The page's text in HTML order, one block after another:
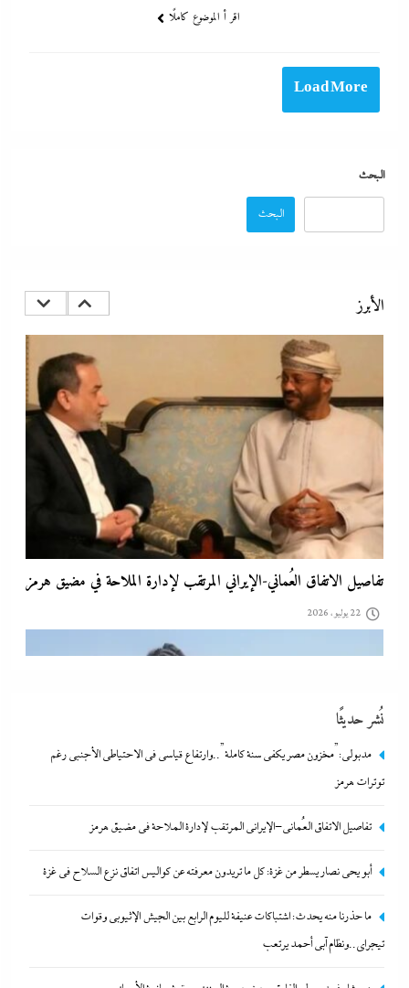
اقر أ الموضوع كاملًا
Load More
البحث
البحث
الأبرز
أبو يحى نصار يسطر من غزة: كل ما تريدون معرفته عن كواليس اتفاق
نزع السلاح في غزة
22 يوليو، 2026
ما حذرنا منه يحدث: اشتباكات عنيفة لليوم الرابع بين الجيش الإثيوبي
وقوات تيجراي..ونظام آبي أحمد يرتعب
نُشر حديثًا
مدبولي:”مخزون مصر يكفي سنة كاملة”..وارتفاع قياسي في الاحتياطي الأجنبي رغم
توترات هرمز
تفاصيل الاتفاق العُماني-الإيراني المرتقب لإدارة الملاحة في مضيق هرمز
أبو يحى نصار يسطر من غزة: كل ما تريدون معرفته عن كواليس اتفاق نزع السلاح في غزة
ما حذرنا منه يحدث: اشتباكات عنيفة لليوم الرابع بين الجيش الإثيوبي وقوات
تيجراي..ونظام آبي أحمد يرتعب